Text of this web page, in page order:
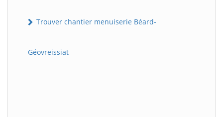
Trouver chantier menuiserie Béard-
Géovreissiat